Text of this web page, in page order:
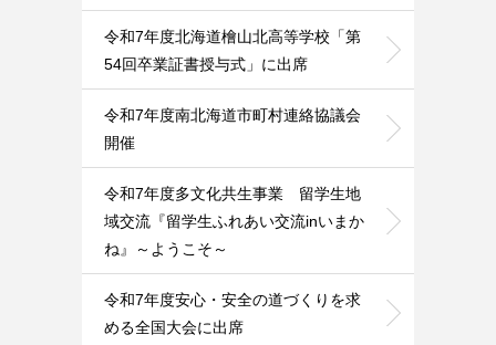
令和7年度北海道檜山北高等学校「第
54回卒業証書授与式」に出席
令和7年度南北海道市町村連絡協議会
開催
令和7年度多文化共生事業 留学生地
域交流『留学生ふれあい交流inいまか
ね』～ようこそ～
令和7年度安心・安全の道づくりを求
める全国大会に出席